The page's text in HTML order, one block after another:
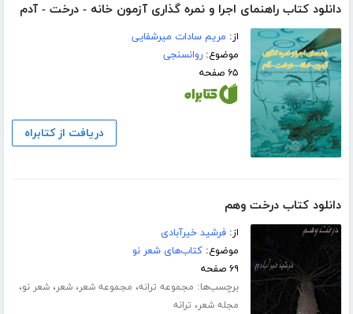
دانلود کتاب راهنمای اجرا و نمره گذاری آزمون خانه - درخت - آدم
از: مریم سادات میرشفایی
موضوع:روانسنجی
۶۵ صفحه
دریافت از کتابراه
دانلود کتاب درخت وهم
از:فرشید خیرآبادی
موضوع:کتاب‌های شعر نو
۶۹ صفحه
برچسب‌ها: مجموعه ترانه، مجموعه شعر،شعر،شعر نو،
مجله شعر، ترانه